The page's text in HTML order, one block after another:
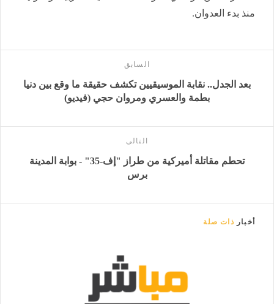
منذ بدء العدوان.
السابق
بعد الجدل.. نقابة الموسيقيين تكشف حقيقة ما وقع بين دنيا
بطمة والعسري ومروان حجي (فيديو)
التالى
تحطم مقاتلة أميركية من طراز "إف-35" - بوابة المدينة
برس
أخبار ذات صلة